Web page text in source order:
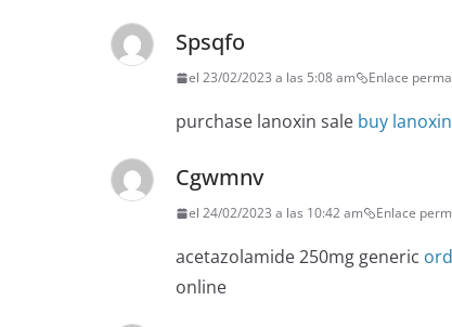
Spsqfo
el 23/02/2023 a las 5:08 am Enlace
purchase lanoxin sale buy
Cgwmnv
el 24/02/2023 a las 10:42 am Enlace
acetazolamide 250mg generic
online